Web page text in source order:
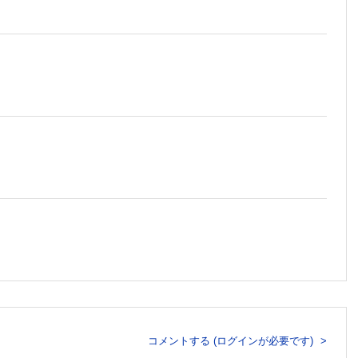
体システム構築
コメントする (ログインが必要です)